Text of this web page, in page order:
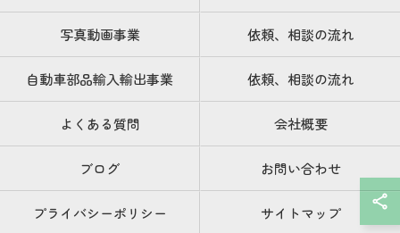
写真動画事業 依頼、相談の流れ
自動車部品輸入輸出事業 依頼、相談の流れ
よくある質問 会社概要
ブログ お問い合わせ
プライバシーポリシー サイトマップ